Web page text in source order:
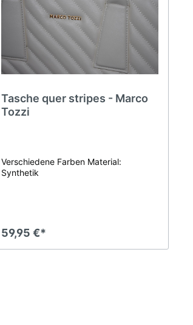
Tasche quer stripes - Marco
Tozzi
Verschiedene Farben Material:
Synthetik
59,95 €*